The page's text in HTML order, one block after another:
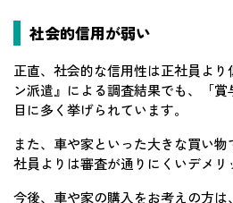
社会的信用が弱い
正直、社会的な信用性は正社員よ
ン派遣』による調査結果でも、「
目に多く挙げられています。
また、車や家といった大きな買い
社員よりは審査が通りにくいデメリ
今後、車や家の購入をお考えの方